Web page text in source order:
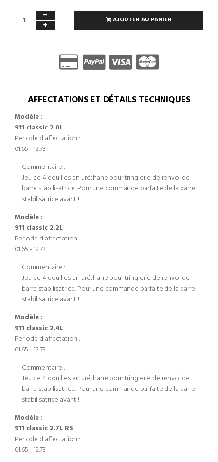
AJOUTER AU PANIER
AFFECTATIONS ET DÉTAILS TECHNIQUES
Modèle :
911 classic 2.0L
Periode d'affectation :
01.65 - 12.73
Commentaire :
Jeu de 4 douilles en uréthane pour tringlerie de renvoi de
barre stabilisatrice. Pour une commande parfaite de la barre
stabilisatrice avant !
Modèle :
911 classic 2.2L
Periode d'affectation :
01.65 - 12.73
Commentaire :
Jeu de 4 douilles en uréthane pour tringlerie de renvoi de
barre stabilisatrice. Pour une commande parfaite de la barre
stabilisatrice avant !
Modèle :
911 classic 2.4L
Periode d'affectation :
01.65 - 12.73
Commentaire :
Jeu de 4 douilles en uréthane pour tringlerie de renvoi de
barre stabilisatrice. Pour une commande parfaite de la barre
stabilisatrice avant !
Modèle :
911 classic 2.7L RS
Periode d'affectation :
01.65 - 12.73